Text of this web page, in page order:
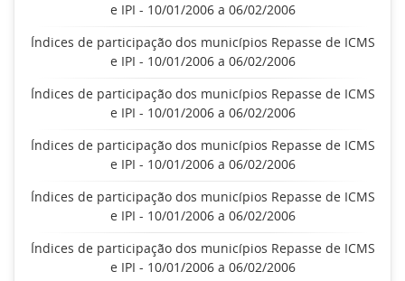
e IPI - 10/01/2006 a 06/02/2006
Índices de participação dos municípios Repasse de ICMS
e IPI - 10/01/2006 a 06/02/2006
Índices de participação dos municípios Repasse de ICMS
e IPI - 10/01/2006 a 06/02/2006
Índices de participação dos municípios Repasse de ICMS
e IPI - 10/01/2006 a 06/02/2006
Índices de participação dos municípios Repasse de ICMS
e IPI - 10/01/2006 a 06/02/2006
Índices de participação dos municípios Repasse de ICMS
e IPI - 10/01/2006 a 06/02/2006